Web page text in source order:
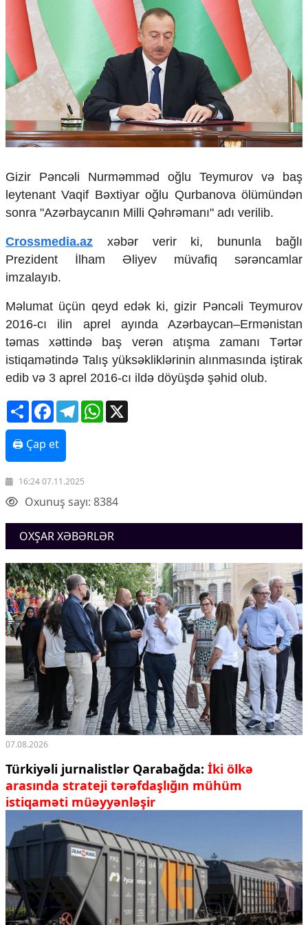
Çarpaz baxış
Təhlil
Siyasi
Geosiyasi
İqtisadi
Sosioloji
Araşdırma
Multimedia
Video
İnfoqrafika
Podcast
Elm və təhsil
Mədəniyyət
Diaspor
Yüksəliş hekayəsi
Mədəniyyətimizin Zəfəri
Zəfər Diasporu
Səhiyyə
Ailə və uşaq
Turizm
İqtisadiyyat
İqtisadi xəbərlər
Energetika
Neft-qaz
Kənd təsərrüfatı
Hərbi sənaye
Telekommunikasiya və nəqliyyat
COP29
Cəmiyyət
Crossmedia.az - 1 yaş
Siyasət
Məhkəmə və hüquq
Ekologiya
Zəfər - 5
Gənclər və İdman
Media və QHT
Hadisə
Sağlamlıq
Sosium
Mənəvi dəyərlər
Texnologiya
Mətbuat-150
Əlaqə
Missiyamız
Gizir Pəncəli Nurməmməd oğlu Teymurov və baş
leytenant Vaqif Bəxtiyar oğlu Qurbanova ölümündən
sonra "Azərbaycanın Milli Qəhrəmanı" adı verilib.
Crossmedia.az
xəbər verir ki, bununla bağlı
Prezident İlham Əliyev müvafiq sərəncamlar
imzalayıb.
Məlumat üçün qeyd edək ki, gizir Pəncəli Teymurov
2016-cı ilin aprel ayında Azərbaycan–Ermənistan
təmas xəttində baş verən atışma zamanı Tərtər
istiqamətində Talış yüksəkliklərinin alınmasında iştirak
edib və 3 aprel 2016-cı ildə döyüşdə şəhid olub.
ShareFacebookTelegramWhatsApp
🖨 Çap et
16:24 07.11.2025
Oxunuş sayı: 8384
OXŞAR XƏBƏRLƏR
07.08.2026
Türkiyəli jurnalistlər Qarabağda: İki ölkə
arasında strateji tərəfdaşlığın mühüm
istiqaməti müəyyənləşir